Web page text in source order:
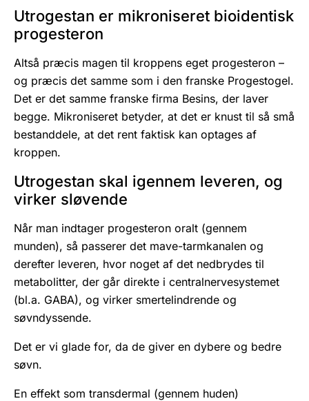
Utrogestan er mikroniseret bioidentisk
progesteron
Altså præcis magen til kroppens eget progesteron –
og præcis det samme som i den franske Progestogel.
Det er det samme franske firma Besins, der laver
begge. Mikroniseret betyder, at det er knust til så små
bestanddele, at det rent faktisk kan optages af
kroppen.
Utrogestan skal igennem leveren, og
virker sløvende
Når man indtager progesteron oralt (gennem
munden), så passerer det mave-tarmkanalen og
derefter leveren, hvor noget af det nedbrydes til
metabolitter, der går direkte i centralnervesystemet
(bl.a. GABA), og virker smertelindrende og
søvndyssende.
Det er vi glade for, da de giver en dybere og bedre
søvn.
En effekt som transdermal (gennem huden)